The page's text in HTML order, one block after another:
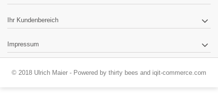
Ihr Kundenbereich
Impressum
© 2018 Ulrich Maier - Powered by thirty bees and iqit-commerce.com